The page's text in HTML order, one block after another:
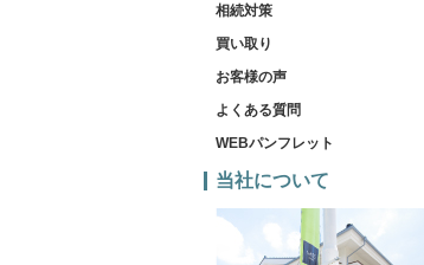
相続対策
買い取り
お客様の声
よくある質問
WEBパンフレット
当社について